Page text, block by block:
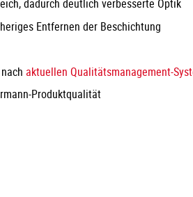
dadurch deutlich verbesserte Optik
Entfernen der Beschichtung
aktuellen Qualitätsmanagement-
Produktqualität